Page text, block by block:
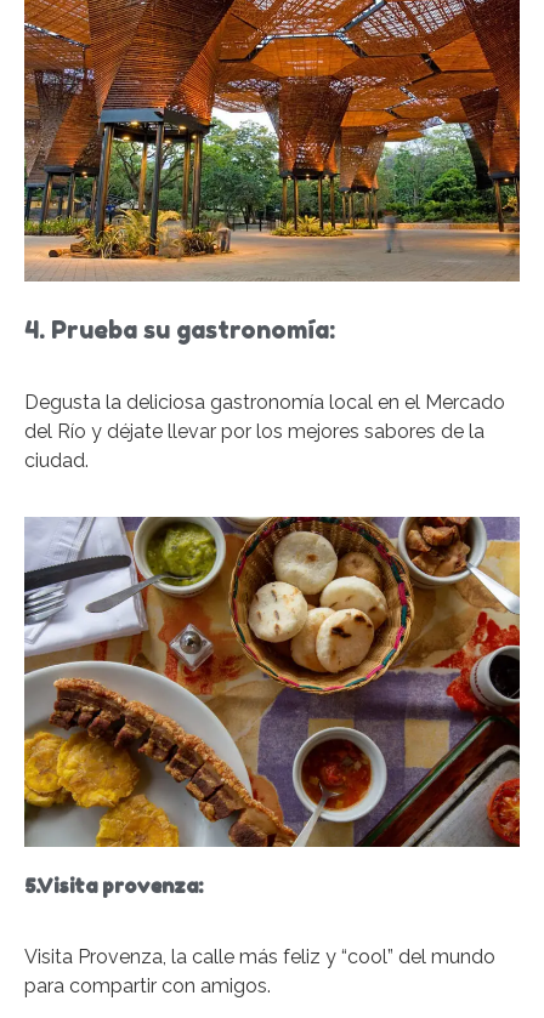
4. Prueba su gastronomía:
Degusta la deliciosa gastronomía local en el Mercado
del Río y déjate llevar por los mejores sabores de la
ciudad.
5.Visita provenza:
Visita Provenza, la calle más feliz y “cool” del mundo
para compartir con amigos.